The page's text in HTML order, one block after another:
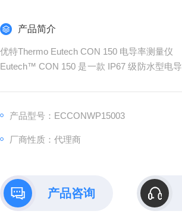
产品简介
优特Thermo Eutech CON 150 电导率测量仪
Eutech™ CON 150 是一款 IP67 级防水型电
产品型号：ECCONWP15003
厂商性质：代理商
产品咨询